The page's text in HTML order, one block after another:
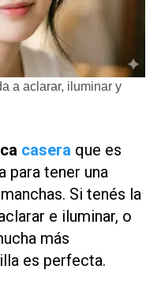
a aclarar, iluminar y
casera que es
para tener una
Si tenés la
e iluminar, o
más
es perfecta.